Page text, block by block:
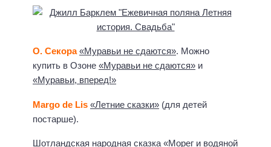
О. Секора «Муравьи не сдаются». Можно
купить в Озоне «Муравьи не сдаются» и
«Муравьи, вперед!»
Margo de Lis «Летние сказки» (для детей
постарше).
Шотландская народная сказка «Морег и водяной